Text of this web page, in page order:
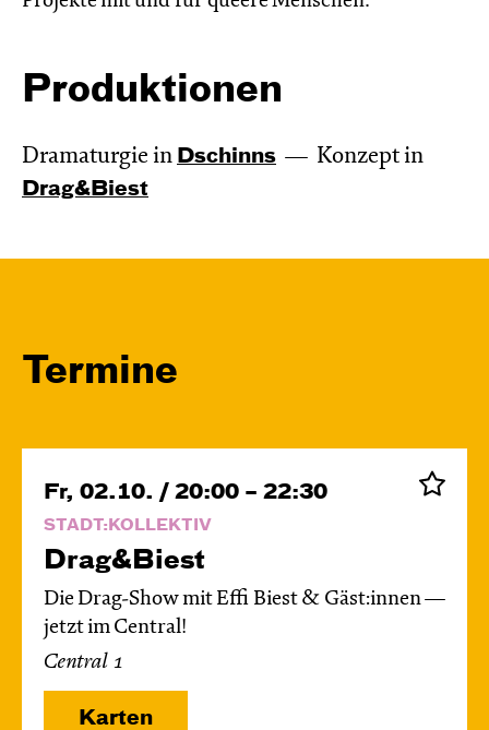
Produktionen
Dramaturgie in Dschinns Konzept in
Drag&Biest
Termine
Fr, 02.10. / 20:00 – 22:30
STADT:KOLLEKTIV
Drag&Biest
Die Drag-Show mit Effi Biest & Gäst:innen —
jetzt im Central!
Central 1
Karten